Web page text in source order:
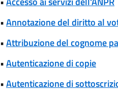
•Annotazione del diritto al
•Attribuzione del cognome
•Autenticazione di copie
•Autenticazione di